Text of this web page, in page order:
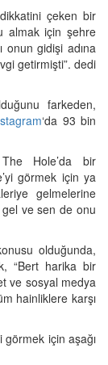
çeken bir
almak için şehre
onun gidişi adına
getirmişti”. dedi
farkeden,
‘da 93 bin
Hole’da bir
görmek için ya
gelmelerine
gel ve sen de onu
olduğunda,
“Bert harika bir
ve sosyal medya
hainliklere karşı
için aşağı